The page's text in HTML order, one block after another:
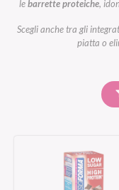
lebarrette proteiche,
Scegli anche tra gli
piatta o